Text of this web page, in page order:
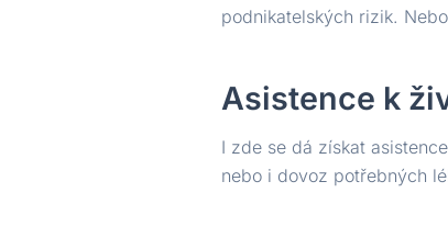
podnikatelských rizik.
Asistence k
I zde se dá získat
nebo i dovoz potřebných